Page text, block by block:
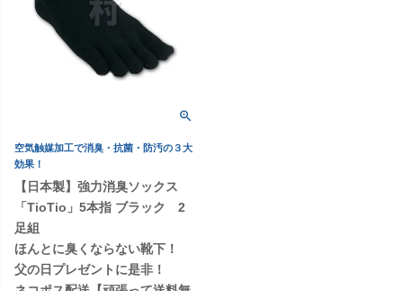
空気触媒加工で消臭・抗菌・防汚の３大
効果！
【日本製】強力消臭ソックス
「TioTio」5本指 ブラック 2
足組
ほんとに臭くならない靴下！
父の日プレゼントに是非！